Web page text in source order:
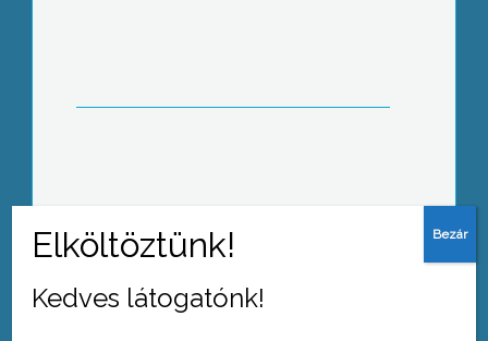
irodáját a főiskolán
Kedves látogatónk!